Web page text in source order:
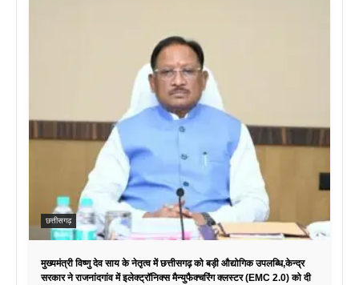
छत्तीसगढ़
मुख्यमंत्री विष्णु देव साय के नेतृत्व में छत्तीसगढ़ को बड़ी औद्योगिक उपलब्धि,केन्द्र
सरकार ने राजनांदगांव में इलेक्ट्रॉनिक्स मैन्युफैक्चरिंग क्लस्टर (EMC 2.0) को दी